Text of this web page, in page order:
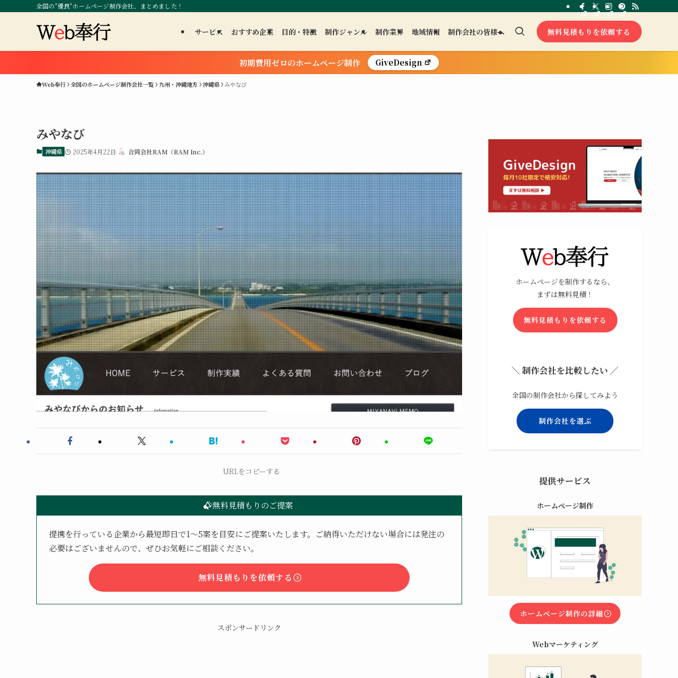
全国の"優良"ホームページ制作会社、まとめました！
サービス おすすめ企業 目的・特徴 制作ジャンル 制作業界 地域情報 制作会社の皆様へ 無料見積もりを依頼する
初期費用ゼロのホームページ制作 GiveDesign
Web奉行 全国のホームページ制作会社一覧 九州・沖縄地方 沖縄県 みやなび
みやなび
沖縄県 2025年4月22日 合同会社RAM（RAM Inc.）
URLをコピーする
無料見積もりのご提案
提携を行っている企業から最短即日で1〜5案を目安にご提案いたします。ご納得いただけない場合には発注の
必要はございませんので、ぜひお気軽にご相談ください。
無料見積もりを依頼する
スポンサードリンク
ホームページを制作するなら、
まずは無料見積！
無料見積もりを依頼する
＼ 制作会社を比較したい ／
全国の制作会社から探してみよう
制作会社を選ぶ
提供サービス
ホームページ制作
ホームページ制作の詳細
Webマーケティング